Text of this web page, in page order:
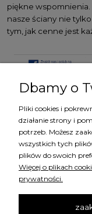
piękne
nasze ściany nie
tym, jak cenne jest
Dbamy o
Pliki cookies i
działanie strony i
potrzeb. Możesz
wszystkich tych
plików do swoich
Więcej o plikach
prywatności.